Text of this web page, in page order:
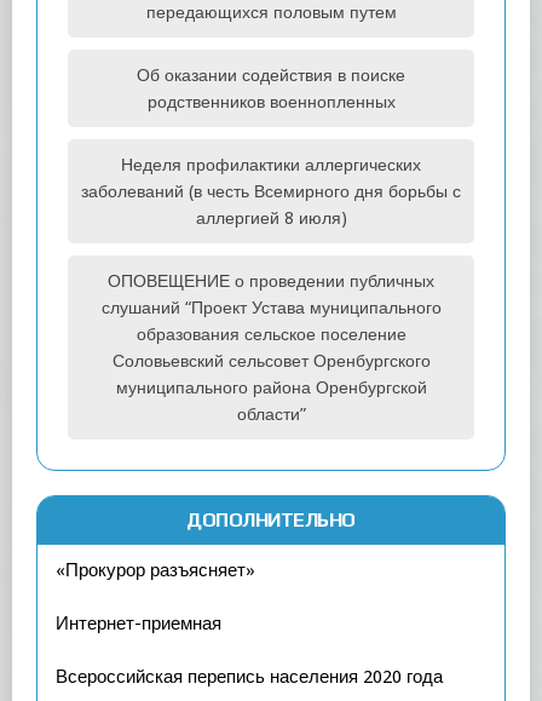
передающихся половым путем
Об оказании содействия в поиске
родственников военнопленных
Неделя профилактики аллергических
заболеваний (в честь Всемирного дня борьбы с
аллергией 8 июля)
ОПОВЕЩЕНИЕ о проведении публичных
слушаний “Проект Устава муниципального
образования сельское поселение
Соловьевский сельсовет Оренбургского
муниципального района Оренбургской
области”
ДОПОЛНИТЕЛЬНО
«Прокурор разъясняет»
Интернет-приемная
Всероссийская перепись населения 2020 года